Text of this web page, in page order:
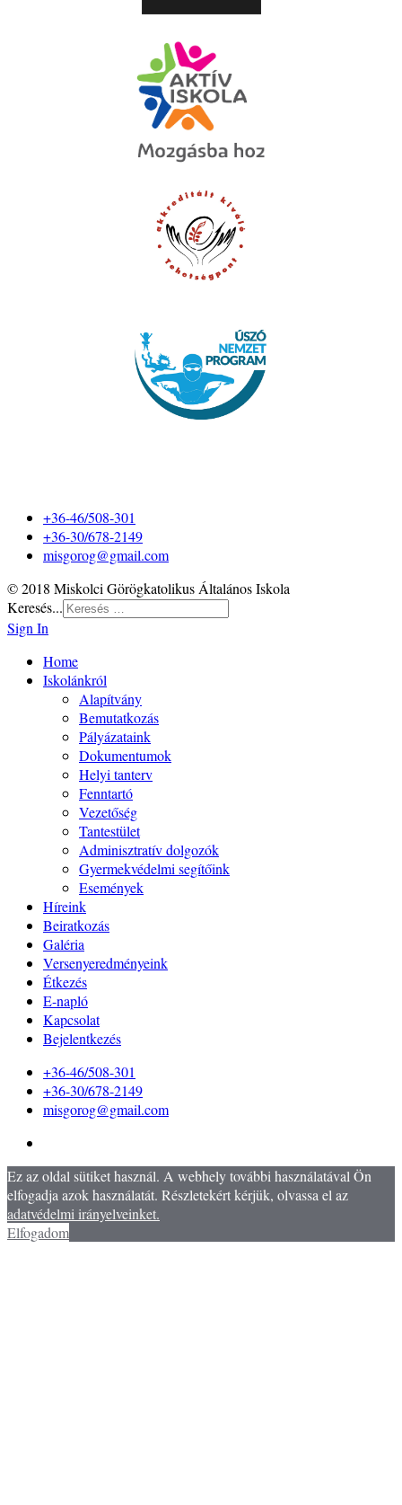
+36-46/508-301
+36-30/678-2149
misgorog@gmail.com
© 2018 Miskolci Görögkatolikus Általános Iskola
Keresés...
Sign In
Home
Iskolánkról
Alapítvány
Bemutatkozás
Pályázataink
Dokumentumok
Helyi tanterv
Fenntartó
Vezetőség
Tantestület
Adminisztratív dolgozók
Gyermekvédelmi segítőink
Események
Híreink
Beiratkozás
Galéria
Versenyeredményeink
Étkezés
E-napló
Kapcsolat
Bejelentkezés
+36-46/508-301
+36-30/678-2149
misgorog@gmail.com
Ez az oldal sütiket használ. A webhely további használatával Ön
elfogadja azok használatát. Részletekért kérjük, olvassa el az
adatvédelmi irányelveinket.
Elfogadom